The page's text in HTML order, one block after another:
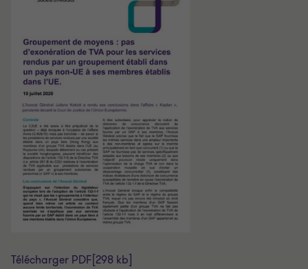
Télécharger PDF [298 kb]